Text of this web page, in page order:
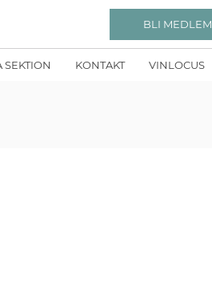
SEKTION KONTAKT VINLOCUS
BLI MEDLEM